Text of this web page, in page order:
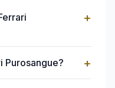
+
Purosangue? +